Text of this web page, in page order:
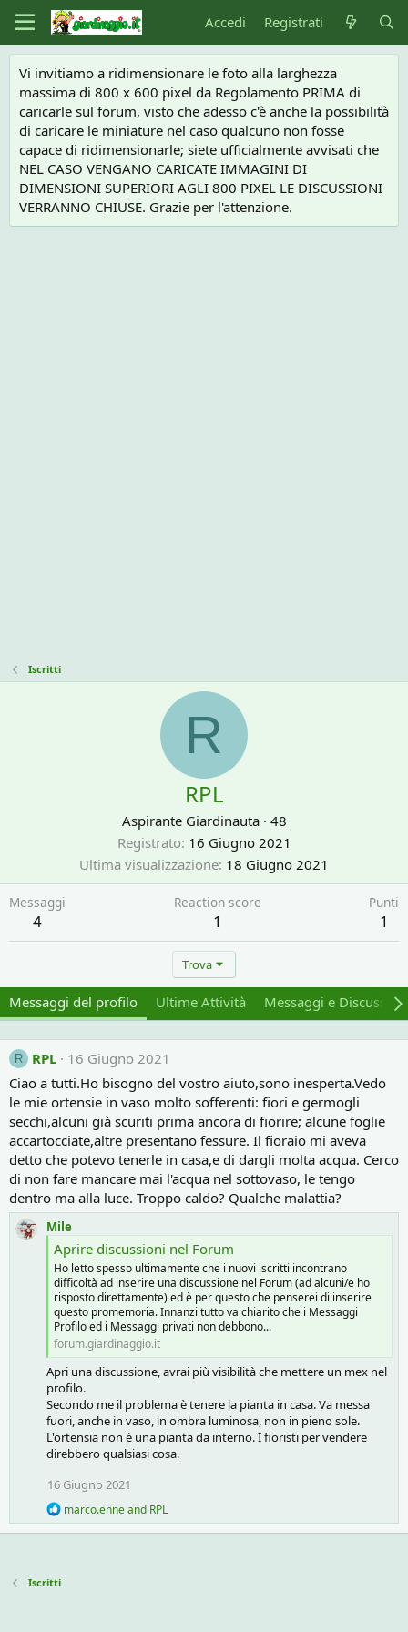
Accedi Registrati
Vi invitiamo a ridimensionare le foto alla larghezza
massima di 800 x 600 pixel da Regolamento PRIMA di
caricarle sul forum, visto che adesso c'è anche la possibilità
di caricare le miniature nel caso qualcuno non fosse
capace di ridimensionarle; siete ufficialmente avvisati che
NEL CASO VENGANO CARICATE IMMAGINI DI
DIMENSIONI SUPERIORI AGLI 800 PIXEL LE DISCUSSIONI
VERRANNO CHIUSE. Grazie per l'attenzione.
Iscritti
R
RPL
Aspirante Giardinauta · 48
Registrato 16 Giugno 2021
Ultima visualizzazione 18 Giugno 2021
Messaggi
4
Reaction score
1
Punti
1
Trova
Messaggi del profilo Ultime Attività Messaggi e
R RPL
16 Giugno 2021
Ciao a tutti.Ho bisogno del vostro aiuto,sono inesperta.Vedo
le mie ortensie in vaso molto sofferenti: fiori e germogli
secchi,alcuni già scuriti prima ancora di fiorire; alcune foglie
accartocciate,altre presentano fessure. Il fioraio mi aveva
detto che potevo tenerle in casa,e di dargli molta acqua. Cerco
di non fare mancare mai l'acqua nel sottovaso, le tengo
dentro ma alla luce. Troppo caldo? Qualche malattia?
Mile
Aprire discussioni nel Forum
Ho letto spesso ultimamente che i nuovi iscritti incontrano
difficoltà ad inserire una discussione nel Forum (ad alcuni/e ho
risposto direttamente) ed è per questo che penserei di inserire
questo promemoria. Innanzi tutto va chiarito che i Messaggi
Profilo ed i Messaggi privati non debbono...
forum.giardinaggio.it
Apri una discussione, avrai più visibilità che mettere un mex nel
profilo.
Secondo me il problema è tenere la pianta in casa. Va messa
fuori, anche in vaso, in ombra luminosa, non in pieno sole.
L'ortensia non è una pianta da interno. I fioristi per vendere
direbbero qualsiasi cosa.
16 Giugno 2021
R
e
a
marco.enneand RPL
Iscritti